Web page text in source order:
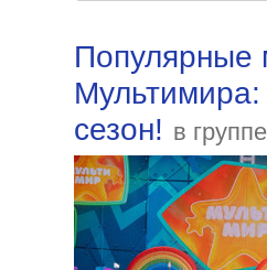
Популярные
Мультимира:
сезон! в